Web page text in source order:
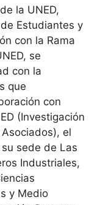
la UNED,
Estudiantes y
con la Rama
se
con la
que
con
(Investigación
el
sede de Las
Industriales,
y Medio